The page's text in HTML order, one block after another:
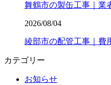
舞鶴市の製缶工事｜業
2026/08/04
綾部市の配管工事｜費
カテゴリー
お知らせ